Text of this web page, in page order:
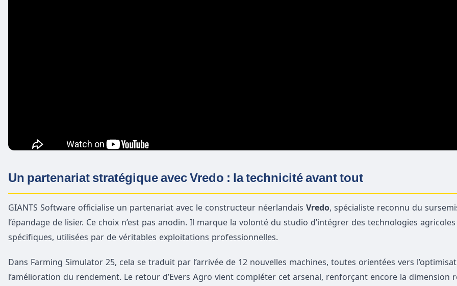
Un partenariat stratégique avec Vredo : la technicité avant tout
GIANTS Software officialise un partenariat avec le constructeur néerlandais Vredo, spécialiste reconnu du
l’épandage de lisier. Ce choix n’est pas anodin. Il marque la volonté du studio d’intégrer des technologies
spécifiques, utilisées par de véritables exploitations professionnelles.
Dans Farming Simulator 25, cela se traduit par l’arrivée de 12 nouvelles machines, toutes orientées vers
l’amélioration du rendement. Le retour d’Evers Agro vient compléter cet arsenal, renforçant encore la dimension